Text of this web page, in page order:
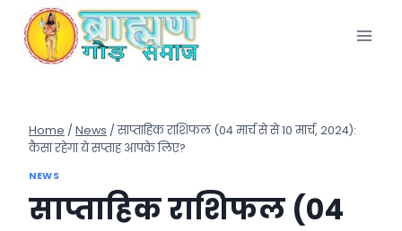
content
Home / News / साप्ताहिक राशिफल (04 मार्च से से 10 मार्च, 2024):
कैसा रहेगा ये सप्ताह आपके लिए?
NEWS
साप्ताहिक राशिफल (04